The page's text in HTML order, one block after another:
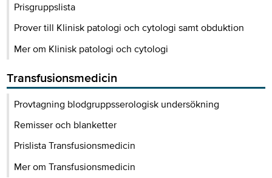
Prisgruppslista
Prover till Klinisk patologi och cytologi samt obduktion
Mer om Klinisk patologi och cytologi
Transfusionsmedicin
Provtagning blodgruppsserologisk undersökning
Remisser och blanketter
Prislista Transfusionsmedicin
Mer om Transfusionsmedicin